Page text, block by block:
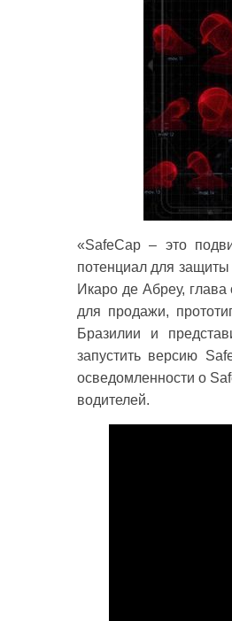
«SafeCap – это
потенциал для
Икаро де Абреу,
для продажи,
Бразилии и
запустить версию
осведомленности о
водителей.